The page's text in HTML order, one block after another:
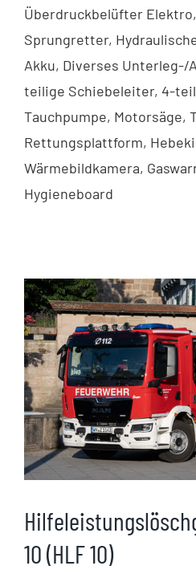
Überdruckbelüfter
Sprungretter,
Akku, Diverses Unterleg-/
teilige Schiebeleiter, 4-
Tauchpumpe, Motorsäge,
Rettungsplattform,
Wärmebildkamera,
Hygieneboard
10 (HLF 10)